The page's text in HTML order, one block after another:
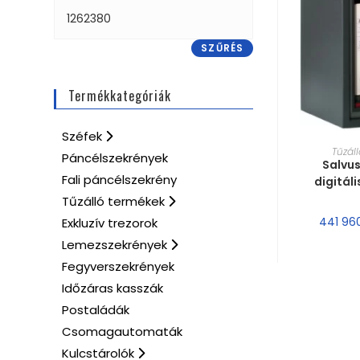
441
SZŰRÉS
Termékkategóriák
Széfek
Páncélszekrények
Fali páncélszekrény
Tűzálló termékek
Exkluzív trezorok
Lemezszekrények
Fegyverszekrények
Időzáras kasszák
Postaládák
Csomagautomaták
Kulcstárolók